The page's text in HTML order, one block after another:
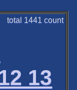
total 1441 count
13